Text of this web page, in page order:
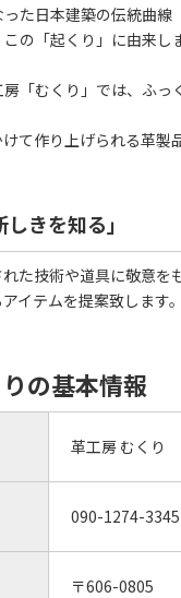
た日本建築の伝統曲線
の「起くり」に由来し
「むくり」では、ふ
て作り上げられる革製
きを知る」
た技術や道具に敬意
イテムを提案致します。
の基本情報
革工房 むくり
090-1274-3345
〒606-0805